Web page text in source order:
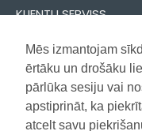
Mēs izmantojam
ērtāku un drošāku
pārlūka sesiju vai
apstiprināt, ka
atcelt savu
KLIENTU SERVISS
Piegāde
Apmaksa
Garantija